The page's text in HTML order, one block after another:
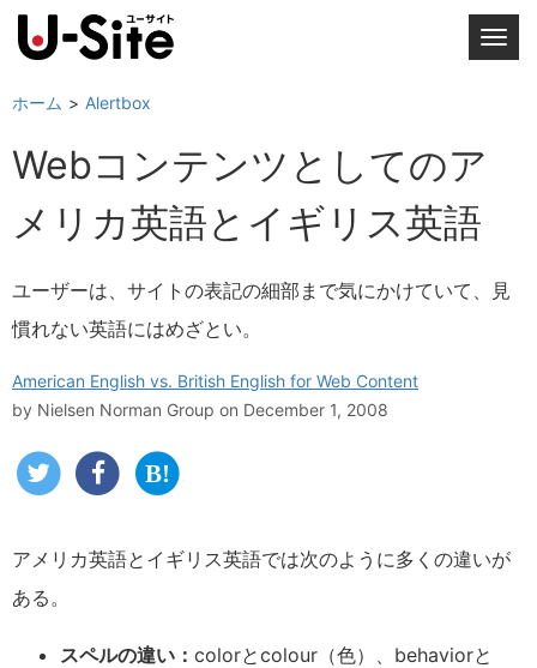
T
i
ホーム Alertbox
Webコンテンツとしてのア
メリカ英語とイギリス英語
ユーザーは、サイトの表記の細部まで気にかけていて、見
慣れない英語にはめざとい。
American English vs. British English for Web Content
by Nielsen Norman Group on December 1, 2008
アメリカ英語とイギリス英語では次のように多くの違いが
ある。
スペルの違い： colorとcolour（色）、behaviorと